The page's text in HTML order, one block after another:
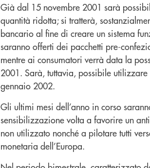
Già dal 15 novembre 2001 sarà
quantità ridotta; si tratterà,
bancario al fine di creare un sistema
saranno offerti dei pacchetti pre-
mentre ai consumatori verrà data la
2001. Sarà, tuttavia, possibile
gennaio 2002.
Gli ultimi mesi dell’anno in corso
sensibilizzazione volta a favorire un
non utilizzato nonché a pilotare tutti
monetaria dell’Europa.